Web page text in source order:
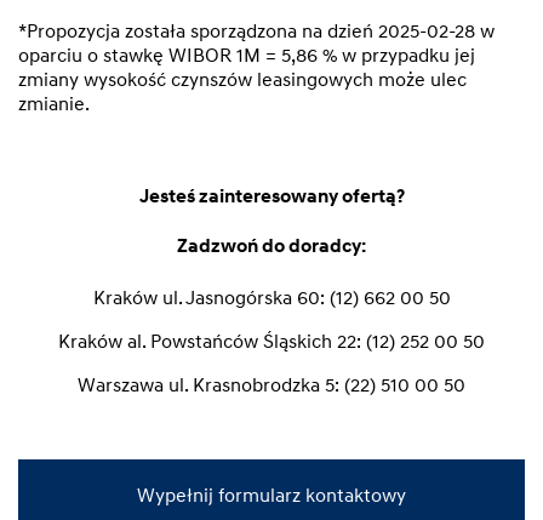
*Propozycja została sporządzona na dzień 2025-02-28 w
oparciu o stawkę WIBOR 1M = 5,86 % w przypadku jej
zmiany wysokość czynszów leasingowych może ulec
zmianie.
Jesteś zainteresowany ofertą?
Zadzwoń do doradcy:
Kraków ul. Jasnogórska 60: (12) 662 00 50
Kraków al. Powstańców Śląskich 22: (12) 252 00 50
Warszawa ul. Krasnobrodzka 5: (22) 510 00 50
Wypełnij formularz kontaktowy